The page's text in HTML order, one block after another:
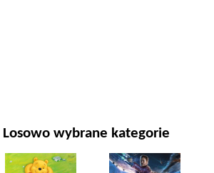
Losowo wybrane kategorie